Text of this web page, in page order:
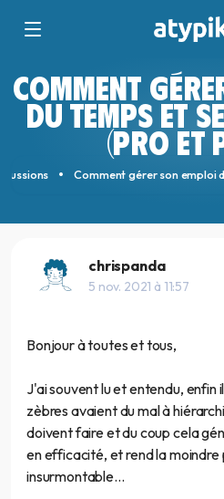
COMMENT
DU TEMPS ET
(PRO ET
Comment gérer son emploi
chrispanda
5 nov. 2021 à 11:57
Bonjour à toutes et tous,
J'ai souvent lu et entendu, enfin
zèbres avaient du mal à
doivent faire et du coup cela
en efficacité, et rend la
insurmontable...